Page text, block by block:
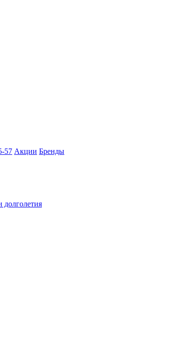
57 Акции Бренды
долголетия